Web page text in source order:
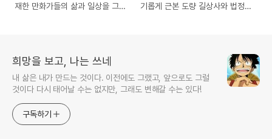
재한 만화가들의 삶과 일상을 그
기롭게 근본 도량 길상사와 법정
희망을 보고, 나는 쓰네
내 삶은 내가 만드는 것이다. 이전에도 그랬고, 앞으로도 그럴
것이다 다시 태어날 수는 없지만, 그래도 변해갈 수는 있다!
구독하기